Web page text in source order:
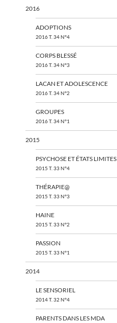
2016
ADOPTIONS
2016 T. 34 N°4
CORPS BLESSÉ
2016 T. 34 N°3
LACAN ET ADOLESCENCE
2016 T. 34 N°2
GROUPES
2016 T. 34 N°1
2015
PSYCHOSE ET ÉTATS LIMITES
2015 T. 33 N°4
THÉRAPIE@
2015 T. 33 N°3
HAINE
2015 T. 33 N°2
PASSION
2015 T. 33 N°1
2014
LE SENSORIEL
2014 T. 32 N°4
PARENTS DANS LES MDA